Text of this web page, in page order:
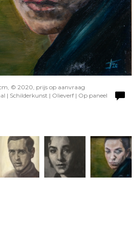
© 2020, prijs op aanvraag
| Schilderkunst | Olieverf | Op paneel